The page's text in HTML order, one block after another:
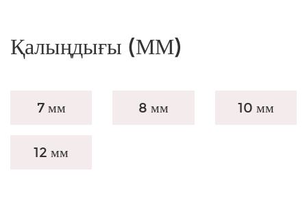
Қалыңдығы (ММ)
7 мм 8 мм 10 мм
12 мм